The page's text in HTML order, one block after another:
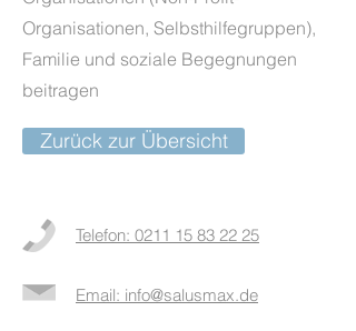
Organisationen, Selbsthilfegruppen),
Familie und soziale Begegnungen
beitragen
Zurück zur Übersicht
Telefon: 0211 15 83 22 25
Email: info@salusmax.de